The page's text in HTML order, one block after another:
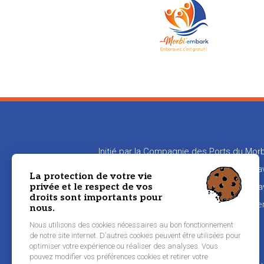
Initié par la Compagnie des Ports du
en relation les propriétaires de bateaux
aux propriétaires de transmettre leur
Pied
de
Inscription équipier
La protection de votre vie
privée et le respect de vos
droits sont importants pour
nous.
Nous utilisons des cookies nécessaires au bon fonctionnement
de notre site internet. D’autres cookies peuvent être utilisées pour
optimiser votre expérience ou réaliser des analyses. Vous
pouvez modifier vos préférences cookies et retirer votre